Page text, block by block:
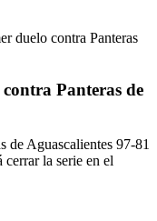
duelo contra Panteras
Panteras de
de Aguascalientes 97-81
cerrar la serie en el